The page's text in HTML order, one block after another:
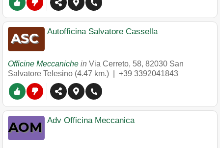
Autofficina Salvatore Cassella
Officine Meccaniche in Via Cerreto, 58, 82030 San
Salvatore Telesino (4.47 km.) | +39 3392041843
Adv Officina Meccanica